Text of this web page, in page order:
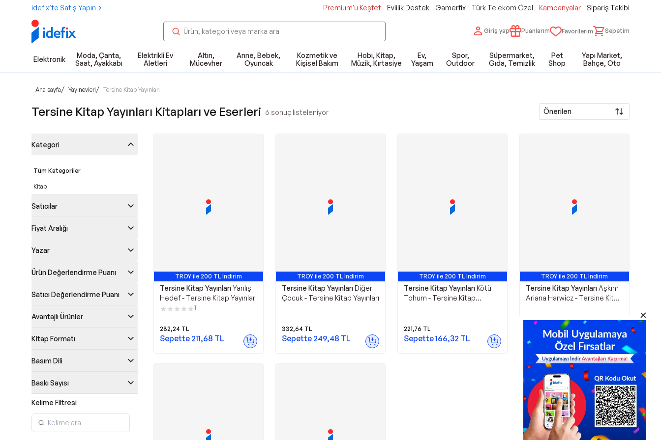
idefix’te Satış Yapın Premium'u Keşfet Evlilik Destek Gamerfix Türk Telekom Özel Kampanyalar Sipariş Takibi
Giriş yap Puanlarım Favorilerim Sepetim
Elektronik
Moda, Çanta,
Saat, Ayakkabı
Elektrikli Ev
Aletleri
Altın,
Mücevher
Anne, Bebek,
Oyuncak
Kozmetik ve
Kişisel Bakım
Hobi, Kitap,
Müzik, Kırtasiye
Ev,
Yaşam
Spor,
Outdoor
Süpermarket,
Gıda, Temizlik
Pet
Shop
Yapı Market,
Bahçe, Oto
Ana sayfa/ Yayınevleri/ Tersine Kitap Yayınları
Tersine Kitap Yayınları Kitapları ve Eserleri 6 sonuç listeleniyor Önerilen
Kategori
Tüm Kategoriler
Kitap
Satıcılar
Fiyat Aralığı
Yazar
Ürün Değerlendirme Puanı
Satıcı Değerlendirme Puanı
Avantajlı Ürünler
Kitap Formatı
Basım Dili
Baskı Sayısı
Kelime Filtresi
TROY ile 200 TL İndirim
Tersine Kitap YayınlarıYanlış
Hedef - Tersine Kitap Yayınları
1
282,24 TL
Sepette 211,68 TL
TROY ile 200 TL İndirim
Tersine Kitap Yayınları Diğer
Çocuk - Tersine Kitap Yayınları
332,64 TL
Sepette 249,48 TL
TROY ile 200 TL İndirim
Tersine Kitap Yayınları Kötü
Tohum - Tersine Kitap
221,76 TL
Sepette166,32 TL
TROY ile 200 TL İndirim
Tersine Kitap Yayınları Aşkım
Ariana Harwicz - Tersine Kitap
221,76TL
Sepette166,32TL